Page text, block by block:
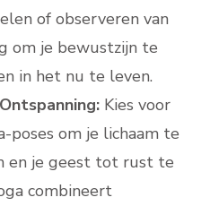
of observeren van
om je bewustzijn te
in het nu te leven.
Kies voor
poses om je lichaam te
en je geest tot rust te
combineert